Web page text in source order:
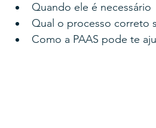
Quando ele é necessário
Qual o processo correto
Como a PAAS pode te